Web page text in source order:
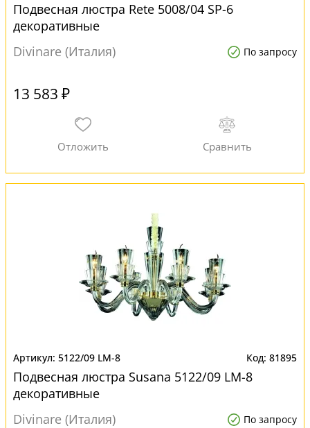
Подвесная люстра Rete 5008/04 SP-6
декоративные
Divinare (Италия)
По запросу
13 583 ₽
5122/09 LM-8 81895
Подвесная люстра Susana 5122/09 LM-8
декоративные
Divinare (Италия)
По запросу